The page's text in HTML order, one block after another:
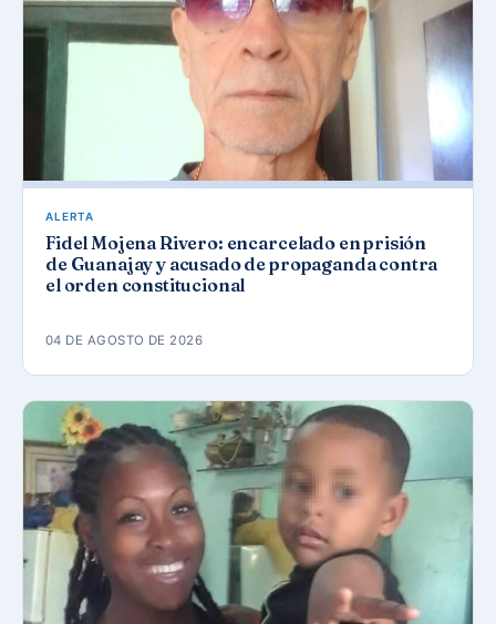
ALERTA
Fidel Mojena Rivero: encarcelado en prisión
de Guanajay y acusado de propaganda contra
el orden constitucional
04 DE AGOSTO DE 2026